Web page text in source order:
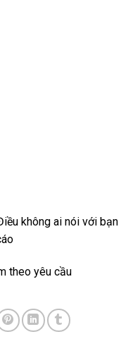
không ai nói với bạn
theo yêu cầu